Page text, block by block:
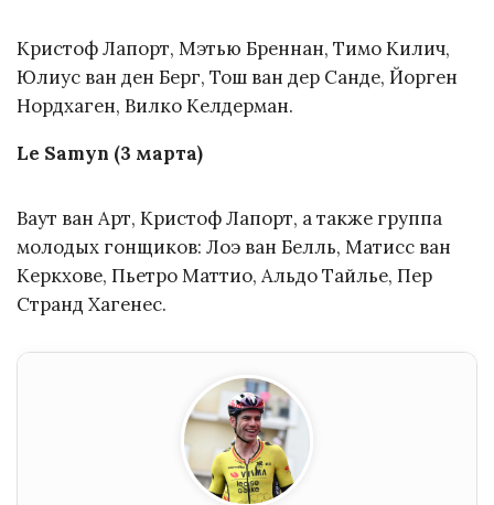
Кристоф Лапорт, Мэтью Бреннан, Тимо Килич,
Юлиус ван ден Берг, Тош ван дер Санде, Йорген
Нордхаген, Вилко Келдерман.
Le Samyn (3 марта)
Ваут ван Арт, Кристоф Лапорт, а также группа
молодых гонщиков: Лоэ ван Белль, Матисс ван
Керкхове, Пьетро Маттио, Альдо Тайлье, Пер
Странд Хагенес.